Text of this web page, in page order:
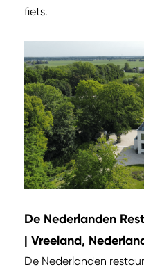
fiets.
De Nederlanden
| Vreeland,
De Nederlanden